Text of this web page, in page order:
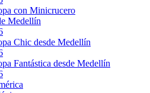
con Minicrucero
Medellín
Chic desde Medellín
Fantástica desde Medellín